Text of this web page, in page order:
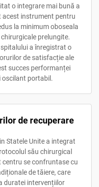
o integrare mai bună a
acest instrument pentru
la minimum oboseala
prelungite.
a înregistrat o
de satisfacție ale
succes performanței
oscilant portabil.
de recuperare
Statele Unite a integrat
său chirurgical
centru se confruntase cu
de tăiere, care
duratei intervențiilor